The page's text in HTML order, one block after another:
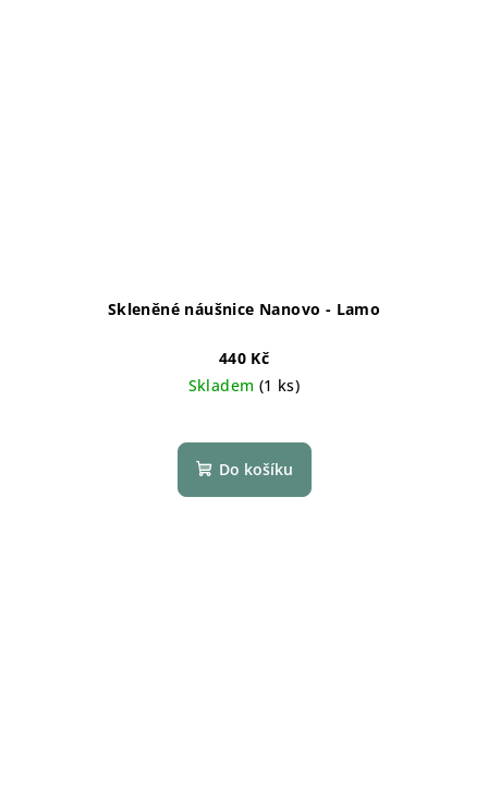
Skleněné náušnice Nanovo - Lamo
440 Kč
Skladem (1 ks)
Do košíku